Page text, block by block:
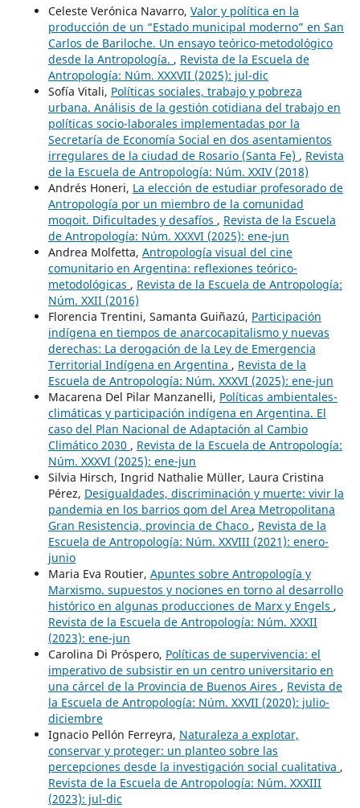
Celeste Verónica Navarro, Valor y política en la
producción de un “Estado municipal moderno” en San
Carlos de Bariloche. Un ensayo teórico-metodológico
desde la Antropología. , Revista de la Escuela de
Antropología: Núm. XXXVII (2025): jul-dic
Sofía Vitali, Políticas sociales, trabajo y pobreza
urbana. Análisis de la gestión cotidiana del trabajo en
políticas socio-laborales implementadas por la
Secretaría de Economía Social en dos asentamientos
irregulares de la ciudad de Rosario (Santa Fe) , Revista
de la Escuela de Antropología: Núm. XXIV (2018)
Andrés Honeri, La elección de estudiar profesorado de
Antropología por un miembro de la comunidad
moqoit. Dificultades y desafíos , Revista de la Escuela
de Antropología: Núm. XXXVI (2025): ene-jun
Andrea Molfetta, Antropología visual del cine
comunitario en Argentina: reflexiones teórico-
metodológicas , Revista de la Escuela de Antropología:
Núm. XXII (2016)
Florencia Trentini, Samanta Guiñazú, Participación
indígena en tiempos de anarcocapitalismo y nuevas
derechas: La derogación de la Ley de Emergencia
Territorial Indígena en Argentina , Revista de la
Escuela de Antropología: Núm. XXXVI (2025): ene-jun
Macarena Del Pilar Manzanelli, Políticas ambientales-
climáticas y participación indígena en Argentina. El
caso del Plan Nacional de Adaptación al Cambio
Climático 2030 , Revista de la Escuela de Antropología:
Núm. XXXVI (2025): ene-jun
Silvia Hirsch, Ingrid Nathalie Müller, Laura Cristina
Pérez, Desigualdades, discriminación y muerte: vivir la
pandemia en los barrios qom del Area Metropolitana
Gran Resistencia, provincia de Chaco , Revista de la
Escuela de Antropología: Núm. XXVIII (2021): enero-
junio
Maria Eva Routier, Apuntes sobre Antropología y
Marxismo. supuestos y nociones en torno al desarrollo
histórico en algunas producciones de Marx y Engels ,
Revista de la Escuela de Antropología: Núm. XXXII
(2023): ene-jun
Carolina Di Próspero, Políticas de supervivencia: el
imperativo de subsistir en un centro universitario en
una cárcel de la Provincia de Buenos Aires , Revista de
la Escuela de Antropología: Núm. XXVII (2020): julio-
diciembre
Ignacio Pellón Ferreyra, Naturaleza a explotar,
conservar y proteger: un planteo sobre las
percepciones desde la investigación social cualitativa ,
Revista de la Escuela de Antropología: Núm. XXXIII
(2023): jul-dic